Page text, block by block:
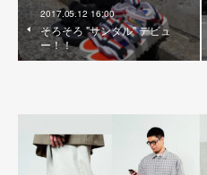
2017.05.12 16:00
そろそろ "サンダル" デビュ
ー！！